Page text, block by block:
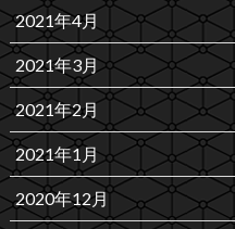
2021年4月
2021年3月
2021年2月
2021年1月
2020年12月